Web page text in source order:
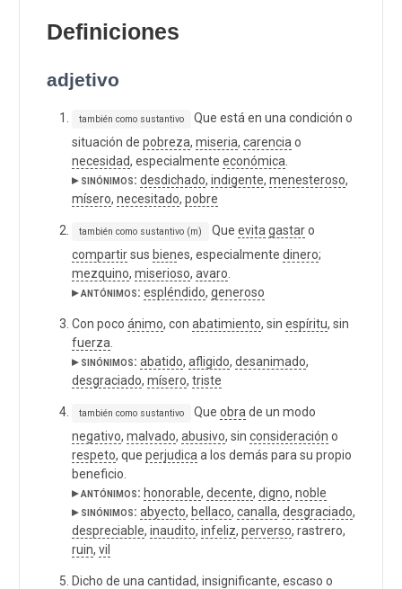
Definiciones
adjetivo
también como sustantivo
Que está en una condición o
situación de pobreza, miseria, carencia o
necesidad, especialmente económica
▸ sinónimos: desdichado, indigente, menesteroso,
mísero, necesitado, pobre
también como sustantivo (m) Que evita gastaro
compartirsus bienes, especialmente dinero;
mezquino, miserioso, avaro
▸ antónimos: espléndido, generoso
Con poco ánimo, con abatimiento, sin espíritu, sin
fuerza
▸ sinónimos: abatido, afligido, desanimado,
desgraciado, mísero, triste
también como sustantivo Que obra de un modo
negativo, malvado, abusivo, sin consideración o
respeto, que perjudica a los demás para su propio
beneficio.
▸ antónimos: honorable, decente, digno, noble
▸ sinónimos: abyecto, bellaco, canalla, desgraciado,
despreciable, inaudito, infeliz, perverso, rastrero,
ruin, vil
Dicho de una cantidad, insignificante, escaso o